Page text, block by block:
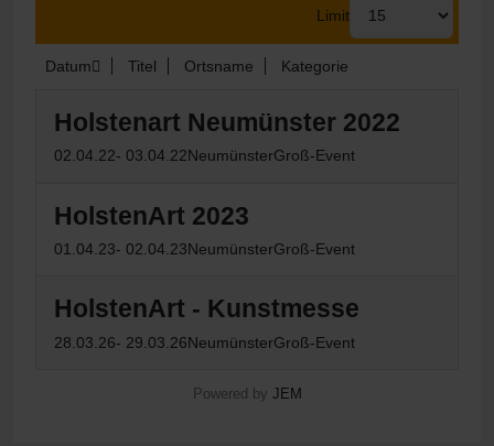
Limit
Datum Titel Ortsname Kategorie
Holstenart Neumünster 2022
02.04.22- 03.04.22NeumünsterGroß-Event
HolstenArt 2023
01.04.23- 02.04.23NeumünsterGroß-Event
HolstenArt - Kunstmesse
28.03.26- 29.03.26NeumünsterGroß-Event
Powered by JEM